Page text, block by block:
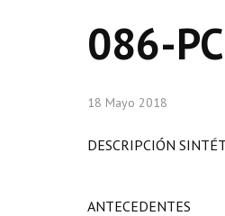
086-
18 Mayo 2018
DESCRIPCIÓN
ANTECEDENTES